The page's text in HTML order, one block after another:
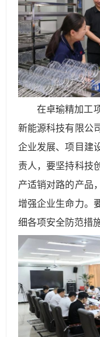
在卓瑜精加工
新能源科技有限公
企业发展、项目建
责人，要坚持科技
产适销对路的产品
增强企业生命力。
细各项安全防范措